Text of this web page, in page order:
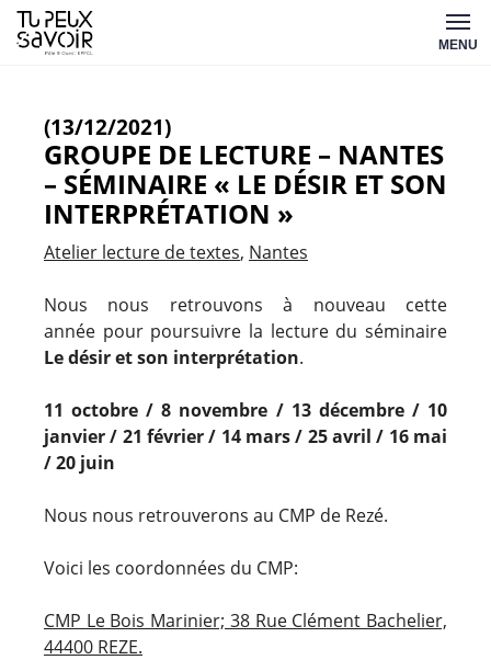
Aller
au
MENU
(13/12/2021)
GROUPE DE LECTURE – NANTES
– SÉMINAIRE « LE DÉSIR ET SON
INTERPRÉTATION »
Atelier lecture de textes Nantes
Nous nous retrouvons à nouveau cette
année pour poursuivre la lecture du séminaire
Le désir et son interprétation.
11 octobre /8 novembre / 13 décembre / 10
janvier / 21 février / 14 mars / 25 avril / 16 mai
/20 juin
Nous nous retrouverons au CMP de Rezé.
Voici les coordonnées du CMP:
CMP Le Bois Marinier; 38 Rue Clément Bachelier,
44400 REZE.